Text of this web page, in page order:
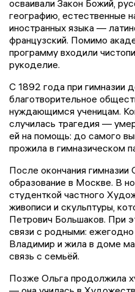
осваивали Закон Божий,
географию, естественные
иностранных языка —
французский. Помимо
программу входили
рукоделие.
С 1892 года при гимназии
благотворительное
нуждающимся ученицам.
случилась трагедия —
ей на помощь: до самого
прожила в гимназическом
После окончания
образование в Москве. В
студенткой частного
живописи и скульптуры,
Петрович Большаков. При
связи с родными:
Владимир и жила в доме
связь с семьёй.
Позже Ольга продолжила